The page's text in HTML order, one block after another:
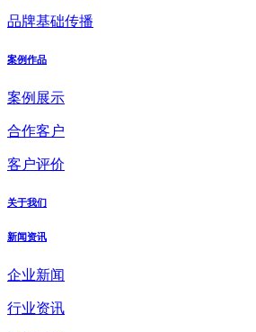
品牌基础传播
案例作品
案例展示
合作客户
客户评价
关于我们
新闻资讯
企业新闻
行业资讯